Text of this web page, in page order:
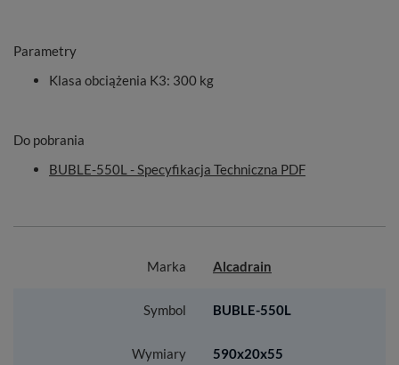
Parametry
Klasa obciążenia K3: 300 kg
Do pobrania
BUBLE-550L - Specyfikacja Techniczna PDF
Marka Alcadrain
Symbol BUBLE-550L
Wymiary 590x20x55